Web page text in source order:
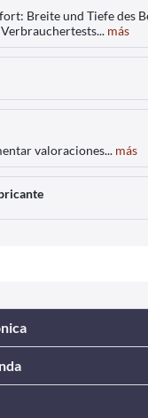
Breite und Tiefe des
más
valoraciones... más